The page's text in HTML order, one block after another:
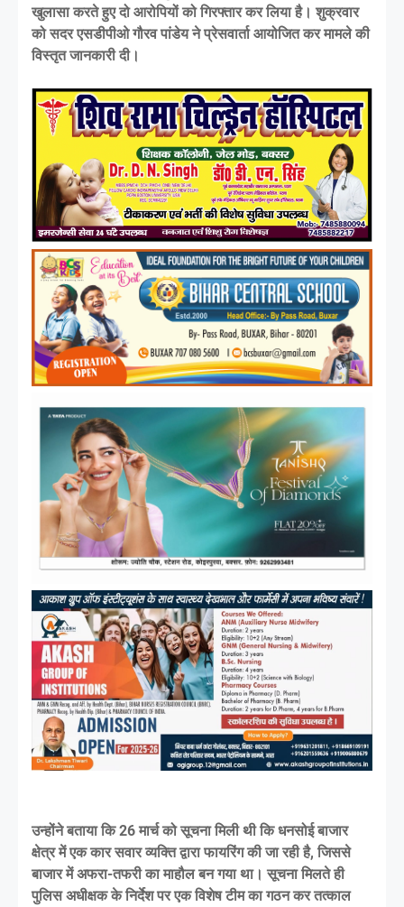
खुलासा करते हुए दो आरोपियों को गिरफ्तार कर लिया है। शुक्रवार
को सदर एसडीपीओ गौरव पांडेय ने प्रेसवार्ता आयोजित कर मामले की
विस्तृत जानकारी दी।
उन्होंने बताया कि 26 मार्च को सूचना मिली थी कि धनसोई बाजार
क्षेत्र में एक कार सवार व्यक्ति द्वारा फायरिंग की जा रही है, जिससे
बाजार में अफरा-तफरी का माहौल बन गया था। सूचना मिलते ही
पुलिस अधीक्षक के निर्देश पर एक विशेष टीम का गठन कर तत्काल